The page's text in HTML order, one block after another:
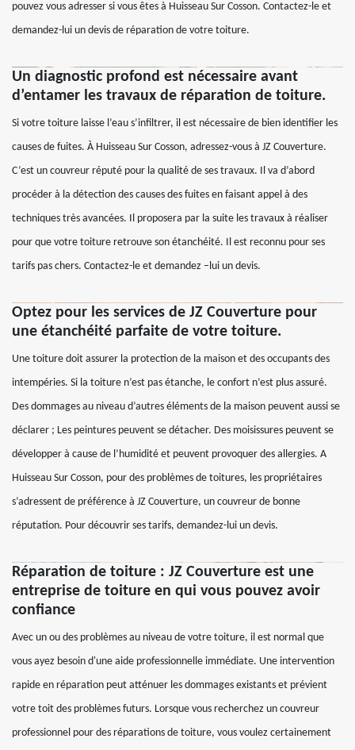
pouvez vous adresser si vous êtes à Huisseau Sur Cosson. Contactez-le et
demandez-lui un devis de réparation de votre toiture.
Un diagnostic profond est nécessaire avant
d’entamer les travaux de réparation de toiture.
Si votre toiture laisse l’eau s’infiltrer, il est nécessaire de bien identifier les
causes de fuites. À Huisseau Sur Cosson, adressez-vous à JZ Couverture.
C’est un couvreur réputé pour la qualité de ses travaux. Il va d’abord
procéder à la détection des causes des fuites en faisant appel à des
techniques très avancées. Il proposera par la suite les travaux à réaliser
pour que votre toiture retrouve son étanchéité. Il est reconnu pour ses
tarifs pas chers. Contactez-le et demandez –lui un devis.
Optez pour les services de JZ Couverture pour
une étanchéité parfaite de votre toiture.
Une toiture doit assurer la protection de la maison et des occupants des
intempéries. Si la toiture n’est pas étanche, le confort n’est plus assuré.
Des dommages au niveau d’autres éléments de la maison peuvent aussi se
déclarer ; Les peintures peuvent se détacher. Des moisissures peuvent se
développer à cause de l’humidité et peuvent provoquer des allergies. A
Huisseau Sur Cosson, pour des problèmes de toitures, les propriétaires
s’adressent de préférence à JZ Couverture, un couvreur de bonne
réputation. Pour découvrir ses tarifs, demandez-lui un devis.
Réparation de toiture : JZ Couverture est une
entreprise de toiture en qui vous pouvez avoir
confiance
Avec un ou des problèmes au niveau de votre toiture, il est normal que
vous ayez besoin d'une aide professionnelle immédiate. Une intervention
rapide en réparation peut atténuer les dommages existants et prévient
votre toit des problèmes futurs. Lorsque vous recherchez un couvreur
professionnel pour des réparations de toiture, vous voulez certainement